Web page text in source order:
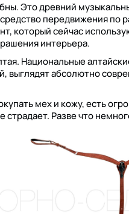
Это древний
передвижения
который сейчас
интерьера.
Национальные
выглядят абсолютно
мех и кожу, есть
Разве что